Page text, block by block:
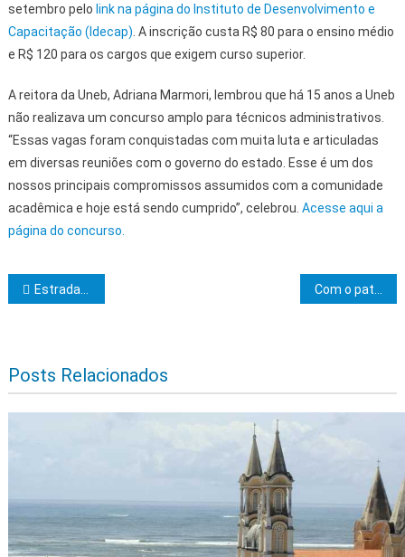
setembro pelo link na página do Instituto de Desenvolvimento e
Capacitação (Idecap) . A inscrição custa R$ 80 para o ensino médio
e R$ 120 para os cargos que exigem curso superior.
A reitora da Uneb, Adriana Marmori, lembrou que há 15 anos a Uneb
não realizava um concurso amplo para técnicos administrativos.
“Essas vagas foram conquistadas com muita luta e articuladas
em diversas reuniões com o governo do estado. Esse é um dos
nossos principais compromissos assumidos com a comunidade
acadêmica e hoje está sendo cumprido”, celebrou. Acesse aqui a
página do concurso.
Navegação de Post
Estrada do Chocolate é atração no Festival de Inverno Bahia
Posts Relacionados